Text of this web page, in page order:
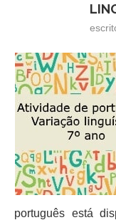
português está